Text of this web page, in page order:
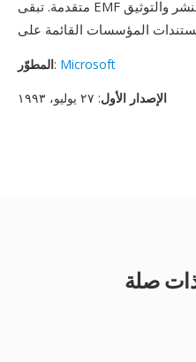
متقدمة. تبقى EMF متجذرة بعمق في سير عمل النشر والتوثيق
المطوّر: Microsoft
الإصدار الأول: ٢٧ يوليو، ١٩٩٣
صلة